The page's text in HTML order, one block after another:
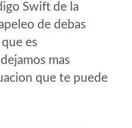
Swift de la
de debas
es
mas
que te puede